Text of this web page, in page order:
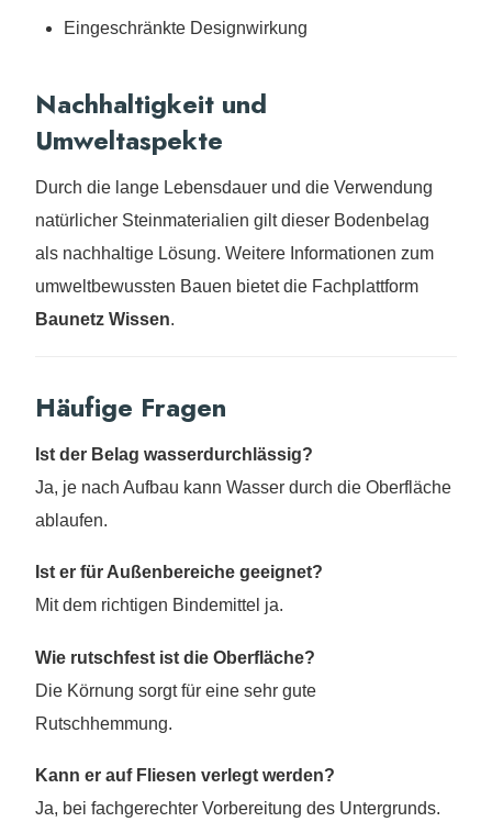
Eingeschränkte Designwirkung
Nachhaltigkeit und
Umweltaspekte
Durch die lange Lebensdauer und die Verwendung
natürlicher Steinmaterialien gilt dieser Bodenbelag
als nachhaltige Lösung. Weitere Informationen zum
umweltbewussten Bauen bietet die Fachplattform
Baunetz Wissen.
Häufige Fragen
Ist der Belag wasserdurchlässig?
Ja, je nach Aufbau kann Wasser durch die Oberfläche
ablaufen.
Ist er für Außenbereiche geeignet?
Mit dem richtigen Bindemittel ja.
Wie rutschfest ist die Oberfläche?
Die Körnung sorgt für eine sehr gute
Rutschhemmung.
Kann er auf Fliesen verlegt werden?
Ja, bei fachgerechter Vorbereitung des Untergrunds.